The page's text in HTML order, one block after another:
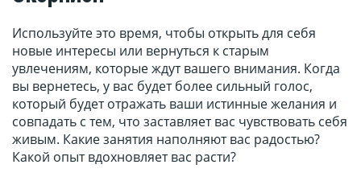
Используйте это время, чтобы открыть для себя
новые интересы или вернуться к старым
увлечениям, которые ждут вашего внимания. Когда
вы вернетесь, у вас будет более сильный голос,
который будет отражать ваши истинные желания и
совпадать с тем, что заставляет вас чувствовать себя
живым. Какие занятия наполняют вас радостью?
Какой опыт вдохновляет вас расти?